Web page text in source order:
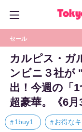
セール
カルピス・ガ
ンビニ３社が
出！今週の「
超豪華。《6月
1buy1 お得な